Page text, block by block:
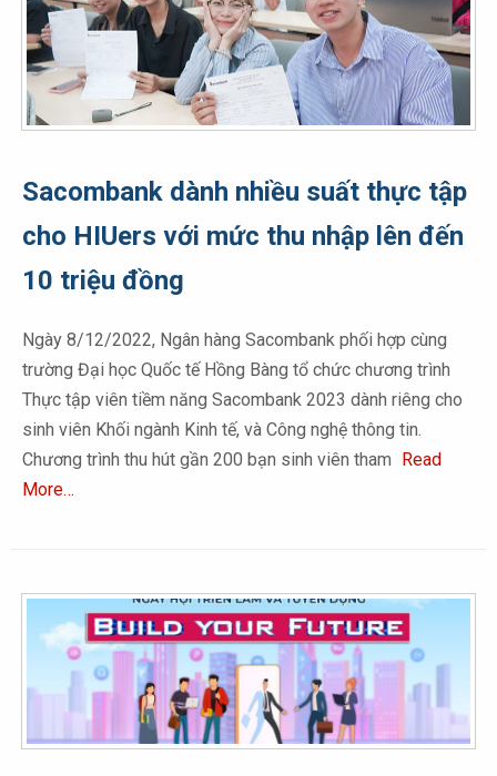
Sacombank dành nhiều suất thực tập
cho HIUers với mức thu nhập lên đến
10 triệu đồng
Ngày 8/12/2022, Ngân hàng Sacombank phối hợp cùng
trường Đại học Quốc tế Hồng Bàng tổ chức chương trình
Thực tập viên tiềm năng Sacombank 2023 dành riêng cho
sinh viên Khối ngành Kinh tế, và Công nghệ thông tin.
Chương trình thu hút gần 200 bạn sinh viên tham Read
More…